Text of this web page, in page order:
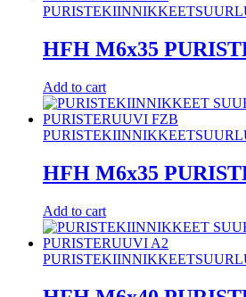
PURISTEKIINNIKKEET
HFH M6x35
Add to cart
PURISTEKIINNIKKEET
HFH M6x35
Add to cart
PURISTEKIINNIKKEET